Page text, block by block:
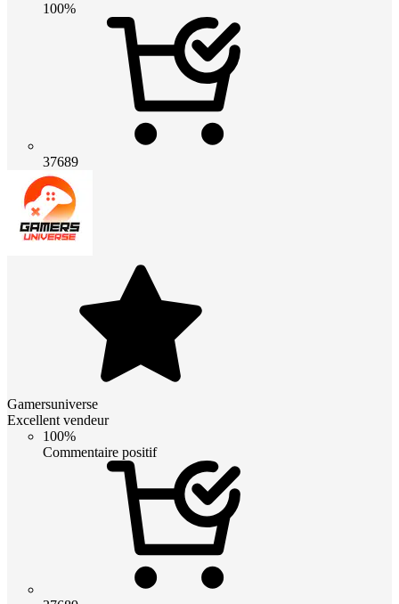
100%
37689
Gamersuniverse
Excellent vendeur
100%
Commentaire positif